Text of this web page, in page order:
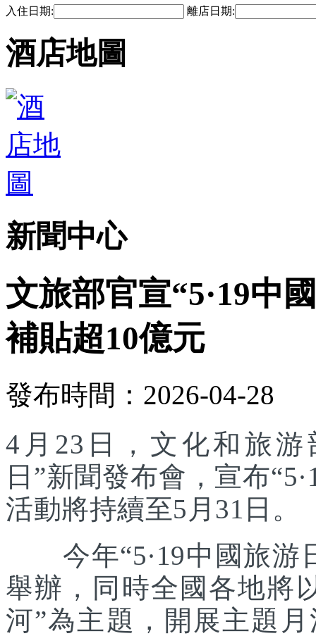
入住日期: 離店日期:
酒店地圖
新聞中心
文旅部官宣“5·19中
補貼超10億元
發布時間：2026-04-28
4月23日，文化和旅游
日”新聞發布會，宣布
活動將持續至5月31日。
今年“5·19中國旅游
舉辦，同時全國各地將
河”為主題，開展主題